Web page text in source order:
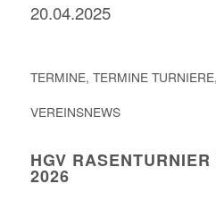
20.04.2025
TERMINE, TERMINE TURNIERE,
VEREINSNEWS
HGV
2026